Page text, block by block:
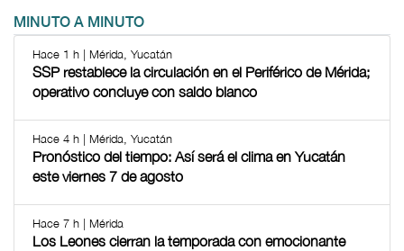
MINUTO A MINUTO
Hace 1 h | Mérida, Yucatán
SSP restablece la circulación en el Periférico de Mérida;
operativo concluye con saldo blanco
Hace 4 h | Mérida, Yucatán
Pronóstico del tiempo: Así será el clima en Yucatán
este viernes 7 de agosto
Hace 7 h | Mérida
Los Leones cierran la temporada con emocionante